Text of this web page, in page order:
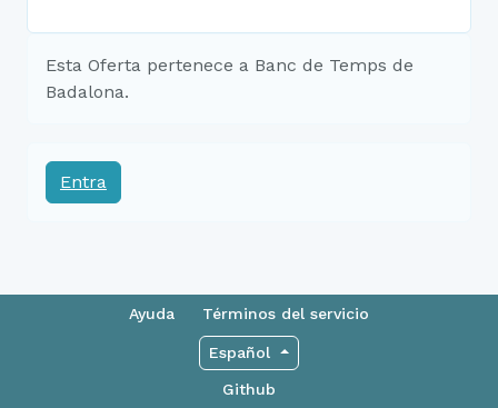
Esta Oferta pertenece a Banc de Temps de
Badalona.
Entra
Ayuda Términos del servicio
Español
Github